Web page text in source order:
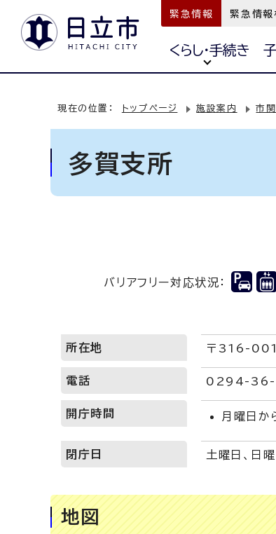
緊急情報 緊急情報
くらし・手続き
現在の位置： トップページ 施設案内 市
多賀支所
バリアフリー対応状況：
所在地 〒316-
電話 0294-36-
開庁時間 月曜日か
閉庁日 土曜日、日
地図